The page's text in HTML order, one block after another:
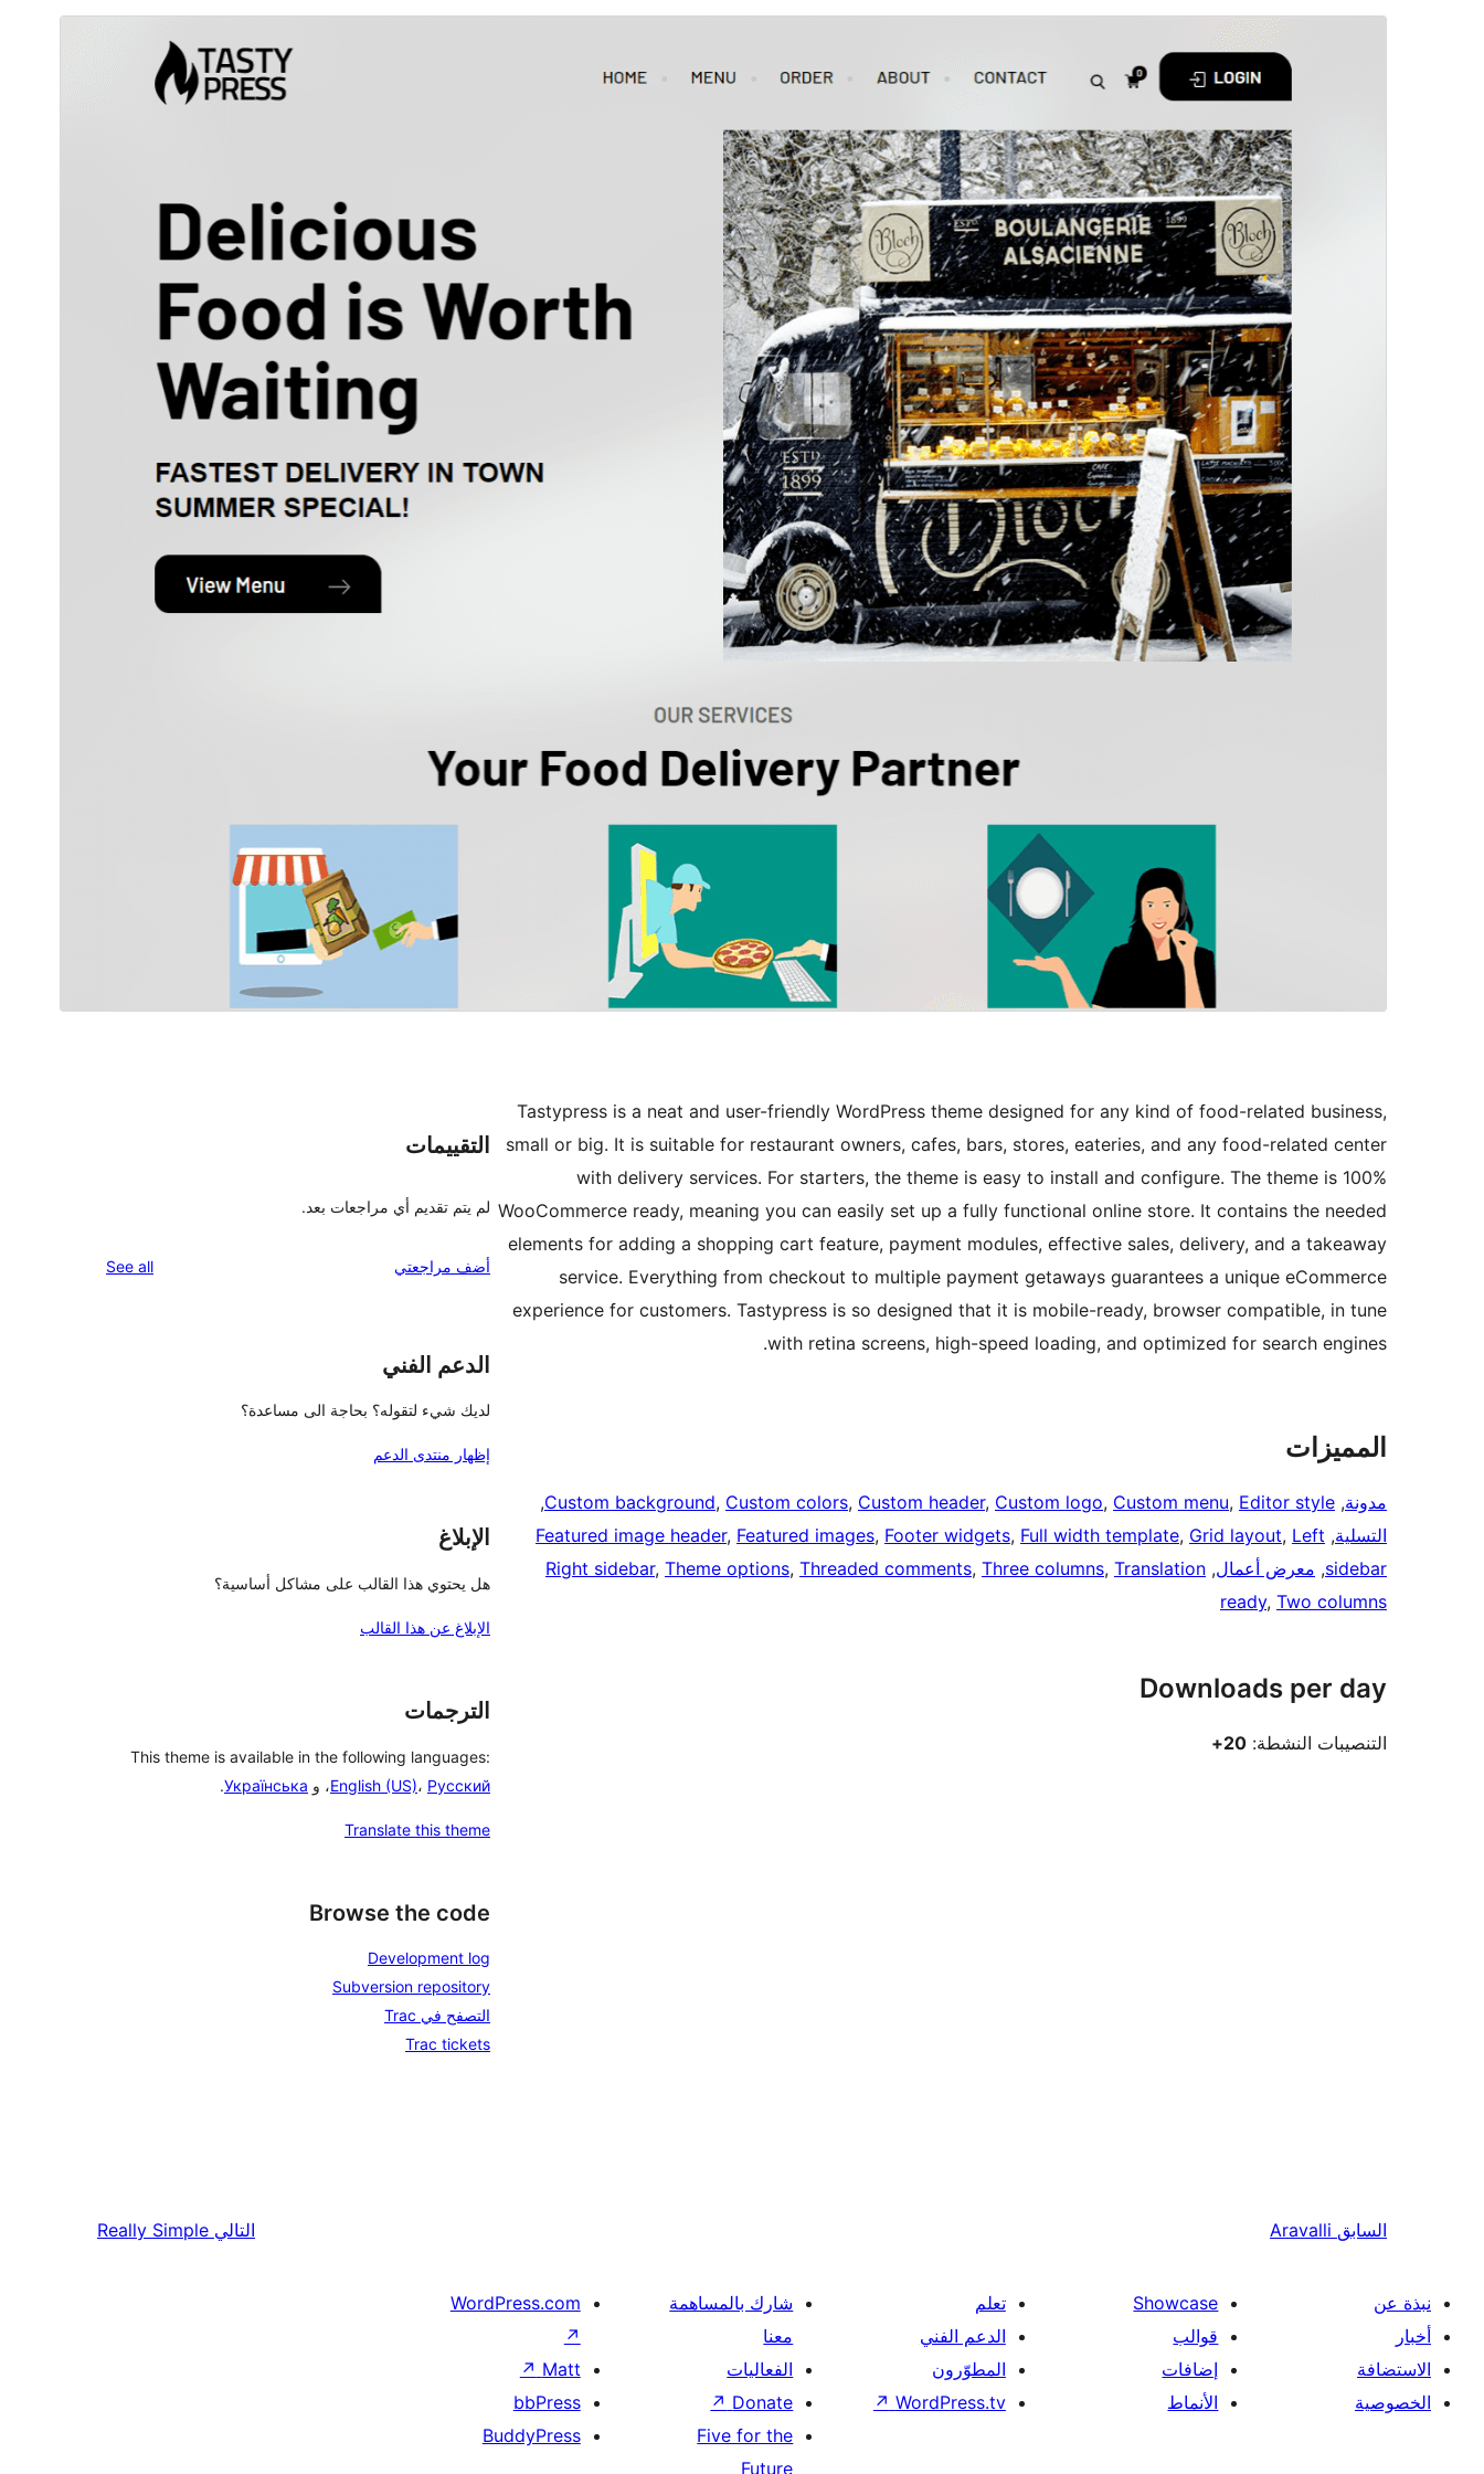
6 مايو، 2026
Tastypress is a neat and user-friendly WordPress theme designed for any kind of food-related business,
small or big. It is suitable for restaurant owners, cafes, bars, stores, eateries, and any food-related center
with delivery services. For starters, the theme is easy to install and configure. The theme is 100%
WooCommerce ready, meaning you can easily set up a fully functional online store. It contains the needed
elements for adding a shopping cart feature, payment modules, effective sales, delivery, and a takeaway
service. Everything from checkout to multiple payment getaways guarantees a unique eCommerce
experience for customers. Tastypress is so designed that it is mobile-ready, browser compatible, in tune
with retina screens, high-speed loading, and optimized for search engines.
المميزات
مدونة,
Custom background, Custom colors, Custom header, Custom logo, Custom menu, Editor style
,
التسلية,
Featured image header, Featured images, Footer widgets, Full width template, Grid layout, Left
sidebar
, معرض أعمال,
Right sidebar, Theme options, Threaded comments, Three columns, Translation
ready, Two columns
Downloads per day
التنصيبات النشطة: 20+
التقييمات
لم يتم تقديم أي مراجعات بعد.
أضف مراجعتي See all
الدعم الفني
لديك شيء لتقوله؟ بحاجة الى مساعدة؟
إظهار منتدى الدعم
الإبلاغ
هل يحتوي هذا القالب على مشاكل أساسية؟
الإبلاغ عن هذا القالب
الترجمات
This theme is available in the following languages:
English (US)، Русский ، و Українська
.
Translate this theme
Browse the code
Development log
Subversion repository
التصفح في Trac
Trac tickets
السابق Aravalli التالي Really Simple
نبذة عن
أخبار
الاستضافة
الخصوصية
Showcase
قوالب
إضافات
الأنماط
تعلم
الدعم الفني
المطوّرون
WordPress.tv
↗
شارك بالمساهمة
معنا
الفعاليات
Donate
↗
Five for the
Future
WordPress.com
↗
Matt
↗
bbPress
BuddyPress